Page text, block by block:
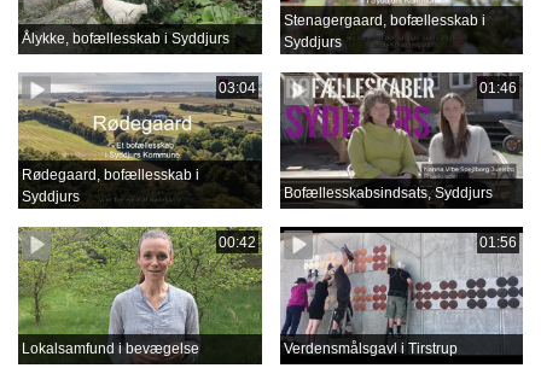
Ålykke, bofællesskab i Syddjurs
Stenagergaard, bofællesskab i
Syddjurs
03:04
Rødegaard, bofællesskab i
Syddjurs
01:46
Bofællesskabsindsats, Syddjurs
00:42
Lokalsamfund i bevægelse
01:56
Verdensmålsgavl i Tirstrup